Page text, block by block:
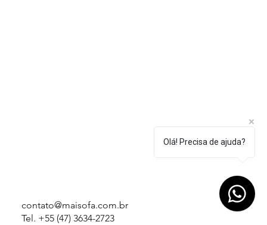
contato@maisofa.com.br
Tel. +55 (47) 3634-2723
Olá! Precisa de ajuda?